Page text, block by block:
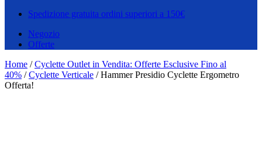
Spedizione gratuita ordini superiori a 150€
Negozio
Offerte
Home /Cyclette Outlet in Vendita: Offerte Esclusive Fino al
40% /Cyclette Verticale / Hammer Presidio Cyclette Ergometro
Offerta!